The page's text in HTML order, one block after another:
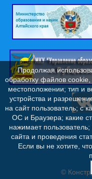
©
Продолжая
обработку файлов
местоположении; тип и
устройства и
на сайт пользователь; с
ОС и Браузера; какие
нажимает
сайта и проведения
Если вы не хотите,